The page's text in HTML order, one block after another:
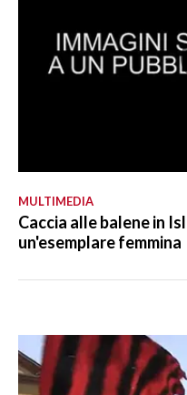
MULTIMEDIA
Caccia alle balene in
un'esemplare femmina